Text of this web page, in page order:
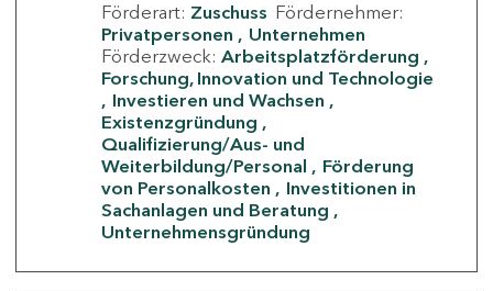
Förderart: Zuschuss Fördernehmer:
Privatpersonen
Unternehmen
Förderzweck: Arbeitsplatzförderung
Forschung, Innovation und Technologie
Investieren und Wachsen
Existenzgründung
Qualifizierung/Aus- und
Weiterbildung/Personal
Förderung
von Personalkosten
Investitionen in
Sachanlagen und Beratung
Unternehmensgründung